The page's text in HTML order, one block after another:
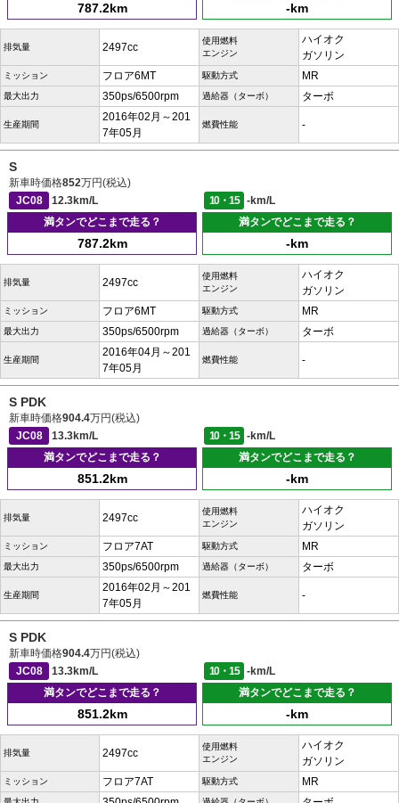
787.2km -km
排気量 2497cc
使用燃料
エンジン
ハイオク
ガソリン
ミッション フロア6MT 駆動方式 MR
最大出力 350ps/6500rpm 過給器（ターボ） ターボ
生産期間
2016年02月～201
7年05月
燃費性能 -
S
新車時価格852万円(税込)
JC08
12.3km/L 10・15
-km/L
満タンでどこまで走る？
787.2km
満タンでどこまで走る？
-km
排気量 2497cc
使用燃料
エンジン
ハイオク
ガソリン
ミッション フロア6MT 駆動方式 MR
最大出力 350ps/6500rpm 過給器（ターボ） ターボ
生産期間
2016年04月～201
7年05月
燃費性能 -
S PDK
新車時価格904.4万円(税込)
JC08
13.3km/L 10・15
-km/L
満タンでどこまで走る？
851.2km
満タンでどこまで走る？
-km
排気量 2497cc
使用燃料
エンジン
ハイオク
ガソリン
ミッション フロア7AT 駆動方式 MR
最大出力 350ps/6500rpm 過給器（ターボ） ターボ
生産期間
2016年02月～201
7年05月
燃費性能 -
S PDK
新車時価格904.4万円(税込)
JC08
13.3km/L 10・15
-km/L
満タンでどこまで走る？
851.2km
満タンでどこまで走る？
-km
排気量 2497cc
使用燃料
エンジン
ハイオク
ガソリン
ミッション フロア7AT 駆動方式 MR